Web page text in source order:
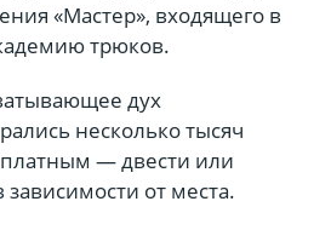
«Мастер», входящего в
трюков.
дух
несколько тысяч
— двести или
от места.